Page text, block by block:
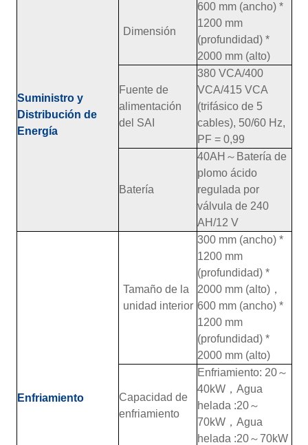
Suministro y
Distribución de
Energía
Dimensión
600 mm (ancho) *
1200 mm
(profundidad) *
2000 mm (alto)
Fuente de
alimentación
del SAI
380 VCA/400
VCA/415 VCA
(trifásico de 5
cables), 50/60 Hz,
PF = 0,99
Batería
40AH ～ Batería de
plomo ácido
regulada por
válvula de 240
AH/12 V
Enfriamiento
Tamaño de la
unidad interior
300 mm (ancho) *
1200 mm
(profundidad) *
2000 mm (alto)，
600 mm (ancho) *
1200 mm
(profundidad) *
2000 mm (alto)
Capacidad de
enfriamiento
Enfriamiento: 20～
40kW， Agua
helada :20～
70kW， Agua
helada :20～70kW